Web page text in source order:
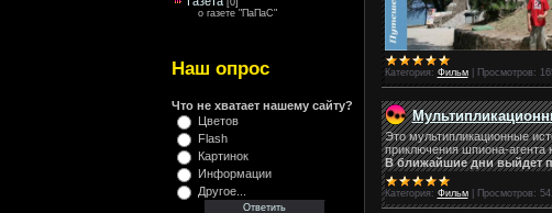
[0]
о газете "ПаПаС"
Наш опрос
Что не хватает нашему сайту?
Цветов
Flash
Картинок
Информации
Другое...
Категория: Фильм Просмотров:
Это мультипликационные
приключения шпиона-агента
В ближайшие дни выйдет
Категория: Фильм Просмотров: 541